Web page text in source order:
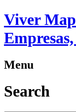
Viver
Menu
Search